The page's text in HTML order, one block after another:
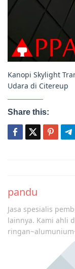
Kanopi Skylight
Udara di Citereup
Share this:
navigation
pandu
Jasa spesialis
lainnya. Kami ahli